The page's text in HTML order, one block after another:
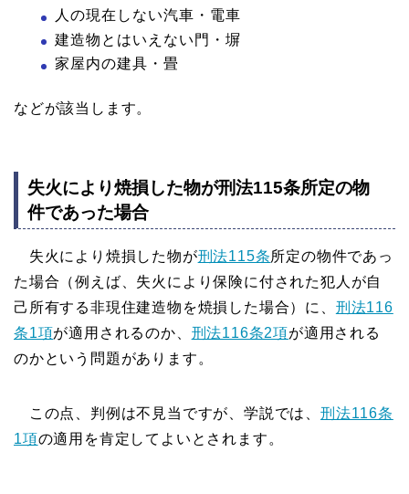
人の現在しない汽車・電車
建造物とはいえない門・塀
家屋内の建具・畳
などが該当します。
失火により焼損した物が刑法115条所定の物
件であった場合
失火により焼損した物が刑法115条所定の物件であっ
た場合（例えば、失火により保険に付された犯人が自
己所有する非現住建造物を焼損した場合）に、 刑法116
条1項が適用されるのか、 刑法116条2項が適用される
のかという問題があります。
この点、判例は不見当ですが、学説では、 刑法116条
1項の適用を肯定してよいとされます。